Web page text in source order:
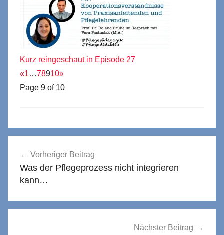
Kurz reingeschaut in Episode 27
«1…78910»
Page 9 of 10
Vorheriger Beitrag
Was der Pflegeprozess nicht integrieren
kann…
Nächster Beitrag